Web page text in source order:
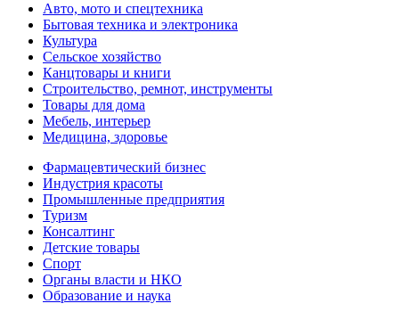
Авто, мото и спецтехника
Бытовая техника и электроника
Культура
Сельское хозяйство
Канцтовары и книги
Строительство, ремнот, инструменты
Товары для дома
Мебель, интерьер
Медицина, здоровье
Фармацевтический бизнес
Индустрия красоты
Промышленные предприятия
Туризм
Консалтинг
Детские товары
Спорт
Органы власти и НКО
Образование и наука